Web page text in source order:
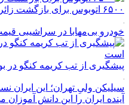
۶۵۰۰ اتوبوس برای بازگشت زائران از مرز مهران اعزام می‌شود
خودرو بی‌مهابا در سراشیبی
پیشگیری از تب کریمه کنگو
آینده ایران را این دانش آموزان